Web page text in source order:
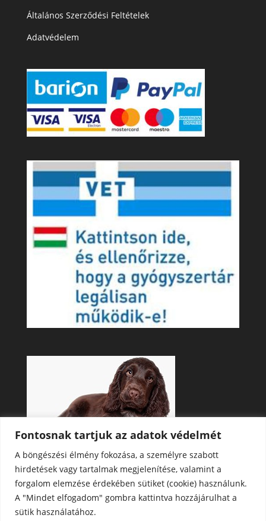
Fontosnak tartjuk az adatok védelmét
A böngészési élmény fokozása, a személyre szabott
hirdetések vagy tartalmak megjelenítése, valamint a
forgalom elemzése érdekében sütiket (cookie) használunk.
A "Mindet elfogadom" gombra kattintva hozzájárulhat a
sütik használatához.
Általános Szerződési Feltételek
Adatvédelem